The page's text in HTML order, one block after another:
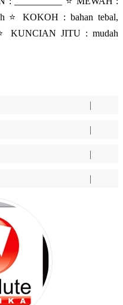
⭐️ KOKOH : bahan tebal,
KUNCIAN JITU : mudah